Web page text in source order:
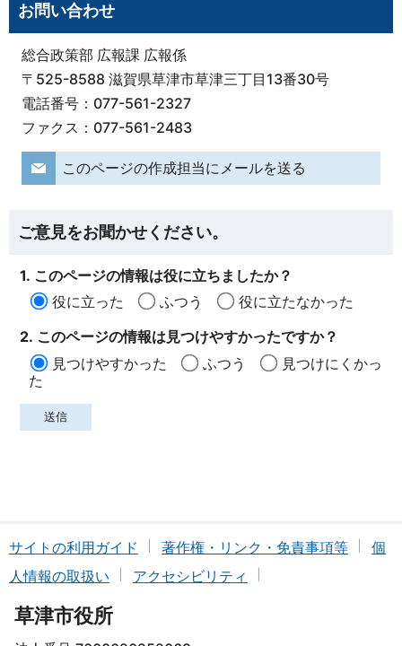
お問い合わせ
総合政策部 広報課 広報係
〒525-8588 滋賀県草津市草津三丁目13番30号
電話番号：077-561-2327
ファクス：077-561-2483
このページの作成担当にメールを送る
ご意見をお聞かせください。
1. このページの情報は役に立ちましたか？
役に立った
ふつう
役に立たなかった
2. このページの情報は見つけやすかったですか？
見つけやすかった
ふつう
見つけにくかっ
た
サイトの利用ガイド 著作権・リンク・免責事項等
個
人情報の取扱い
アクセシビリティ
草津市役所